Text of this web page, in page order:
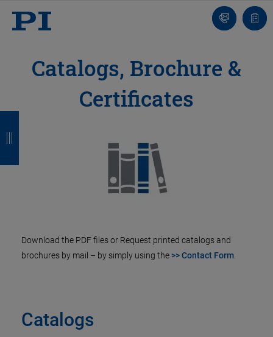
Contatto
Catalogs, Brochure &
Certificates
Download the PDF files or Request printed catalogs and
brochures by mail – by simply using the >> Contact Form
Catalogs
r
r
r
r